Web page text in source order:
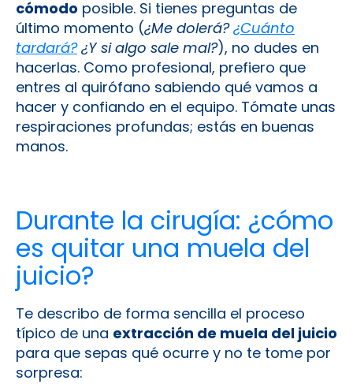
cómodo posible. Si tienes preguntas de
último momento (¿Me dolerá?¿Cuánto
tardará?¿Y si algo sale mal?), no dudes en
hacerlas. Como profesional, prefiero que
entres al quirófano sabiendo qué vamos a
hacer y confiando en el equipo. Tómate unas
respiraciones profundas; estás en buenas
manos.
Durante la cirugía: ¿cómo
es quitar una muela del
juicio?
Te describo de forma sencilla el proceso
típico de una extracción de muela del juicio
para que sepas qué ocurre y no te tome por
sorpresa: